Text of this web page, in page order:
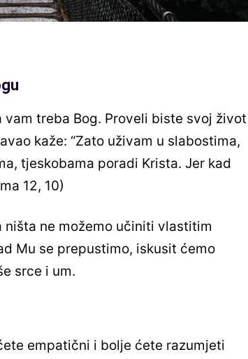
treba Bog. Proveli biste svoj život
kaže: “Zato uživam u slabostima,
tjeskobama poradi Krista. Jer kad
12, 10)
ne možemo učiniti vlastitim
Mu se prepustimo, iskusit ćemo
srce i um.
empatični i bolje ćete razumjeti